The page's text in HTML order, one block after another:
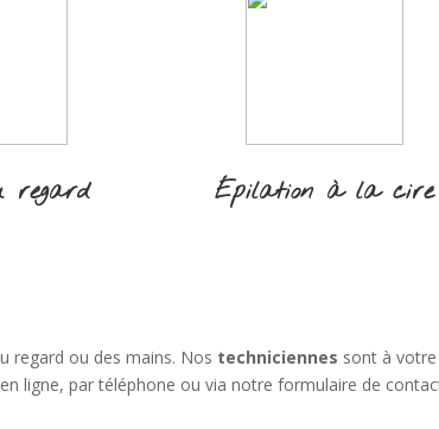
regard Épilation à la cire
regard ou des mains. Nos techniciennes sont à
ligne, par téléphone ou via notre formulaire de